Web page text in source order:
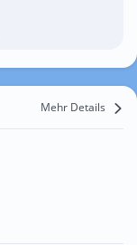
Mehr Details